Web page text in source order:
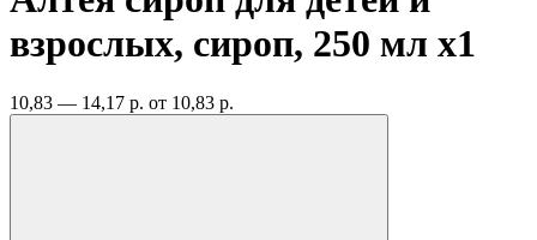
взрослых, сироп, 250 мл x1
10,83 — 14,17 р. от 10,83 р.